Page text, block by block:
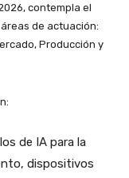
contempla el
de actuación:
Producción y
de IA para la
dispositivos